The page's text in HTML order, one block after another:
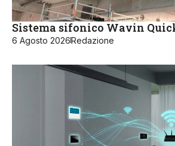
Sistema sifonico Wavin
6 Agosto 2026Redazione